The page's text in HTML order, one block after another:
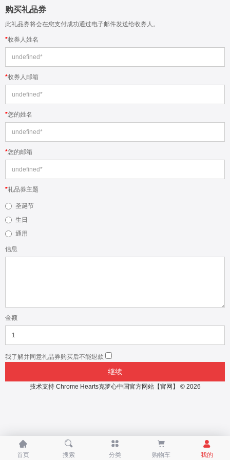
购买礼品券
此礼品券将会在您支付成功通过电子邮件发送给收券人。
收券人姓名
收券人邮箱
您的姓名
您的邮箱
礼品券主题
圣诞节
生日
通用
信息
金额
我了解并同意礼品券购买后不能退款
技术支持 Chrome Hearts克罗心中国官方网站【官网】 © 2026

首页

搜索

分类

购物车

我的